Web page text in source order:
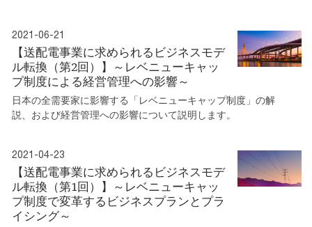
2021-06-21
【送配電事業に求められるビジネスモデ
ル転換（第2回）】～レベニューキャッ
プ制度による経営管理への影響～
日本の全需要家に影響する「レベニューキャップ制度」の解
説、および経営管理への影響について説明します。
2021-04-23
【送配電事業に求められるビジネスモデ
ル転換（第1回）】～レベニューキャッ
プ制度で変革するビジネスプランとプラ
イシング～